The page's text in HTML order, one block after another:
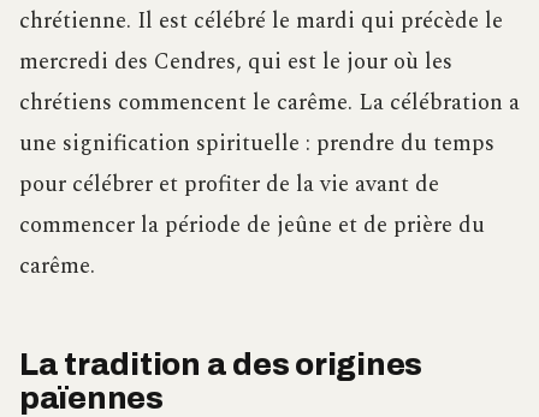
chrétienne. Il est célébré le mardi qui précède le
mercredi des Cendres, qui est le jour où les
chrétiens commencent le carême. La célébration a
une signification spirituelle : prendre du temps
pour célébrer et profiter de la vie avant de
commencer la période de jeûne et de prière du
carême.
La tradition a des origines
païennes